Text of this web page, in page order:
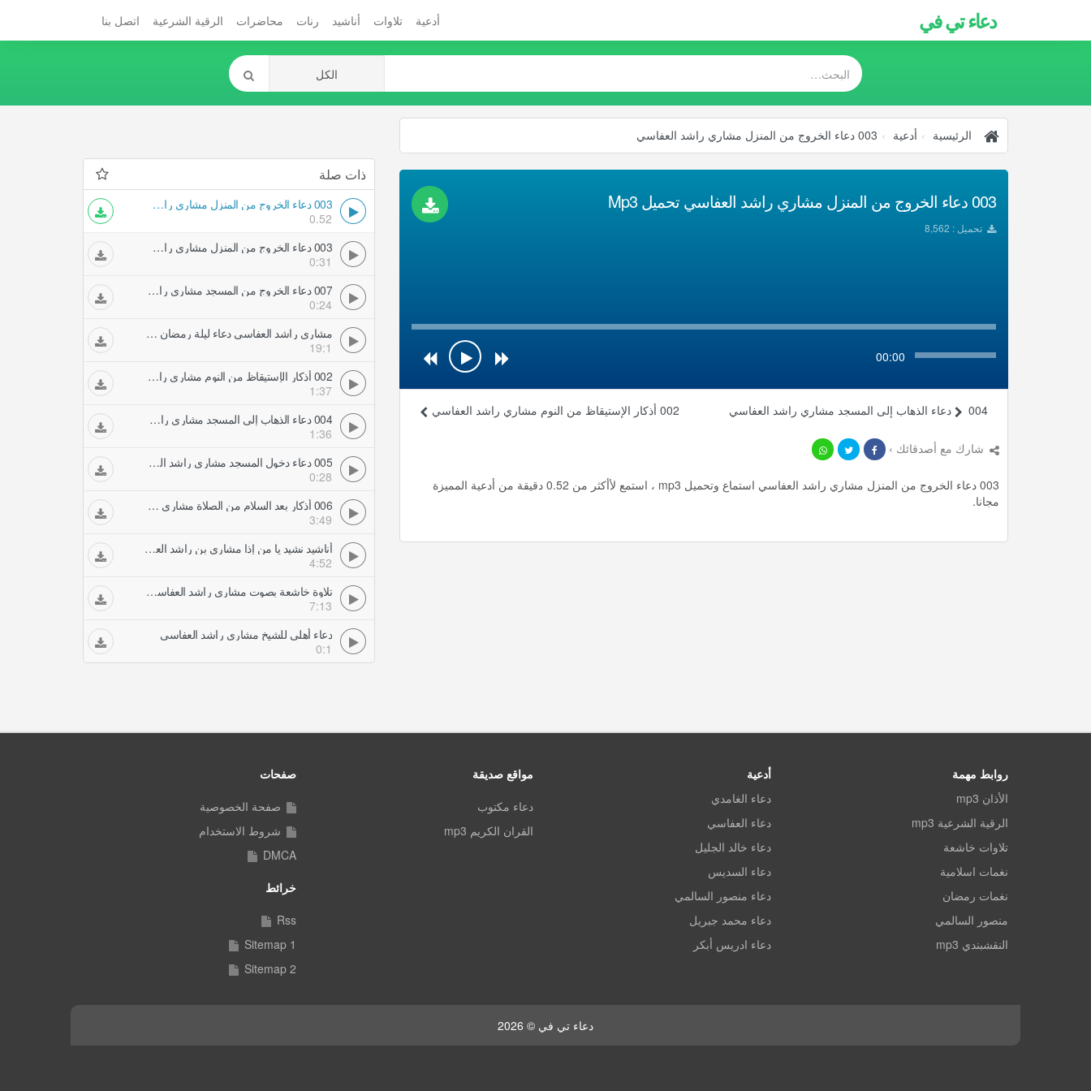
دعاء تي في أدعية تلاوات أناشيد رنات محاضرات الرقية الشرعية اتصل بنا
الرئيسية أدعية 003 دعاء الخروج من المنزل مشاري راشد العفاسي
003 دعاء الخروج من المنزل مشاري راشد العفاسي تحميل Mp3
تحميل : 8,562
00:00
002 أذكار الإستيقاظ من النوم مشاري راشد العفاسي 004 دعاء الذهاب إلى المسجد مشاري راشد العفاسي
شارك مع أصدقائك ›
003 دعاء الخروج من المنزل مشاري راشد العفاسي استماع وتحميل mp3 ، استمع لأأكثر من 0.52 دقيقة من أدعية المميزة
مجانا.
ذات صلة
003 دعاء الخروج من المنزل مشاري راشد العفاسي
0.52
003 دعاء الخروج من المنزل مشاري راشد العفاسي
0:31
007 دعاء الخروج من المسجد مشاري راشد العفاسي
0:24
مشاري راشد العفاسي دعاء ليلة رمضان من المسجد الكبير لعام ه
19:1
002 أذكار الإستيقاظ من النوم مشاري راشد العفاسي
1:37
004 دعاء الذهاب إلى المسجد مشاري راشد العفاسي
1:36
005 دعاء دخول المسجد مشاري راشد العفاسي
0:28
006 أذكار بعد السلام من الصلاة مشاري راشد العفاسي
3:49
أناشيد نشيد يا من إذا مشاري بن راشد العفاسي
4:52
تلاوة خاشعة بصوت مشاري راشد العفاسي من سورة الكهف تلاوات خاشعة
7:13
دعاء أهلي للشيخ مشاري راشد العفاسي
0:1
روابط مهمة
الأذان mp3
الرقية الشرعية mp3
تلاوات خاشعة
نغمات اسلامية
نغمات رمضان
منصور السالمي
النقشبندي mp3
أدعية
دعاء الغامدي
دعاء العفاسي
دعاء خالد الجليل
دعاء السديس
دعاء منصور السالمي
دعاء محمد جبريل
دعاء ادريس أبكر
مواقع صديقة
دعاء مكتوب
القران الكريم mp3
صفحات
صفحة الخصوصية
شروط الاستخدام
DMCA
خرائط
Rss
Sitemap 1
Sitemap 2
دعاء تي في © 2026